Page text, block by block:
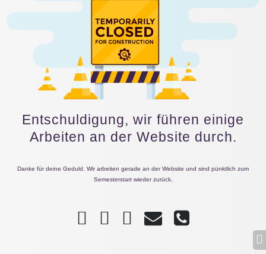
Entschuldigung, wir führen einige
Arbeiten an der Website durch.
Danke für deine Geduld. Wir arbeiten gerade an der Website und sind pünktlich zum
Semesterstart wieder zurück.